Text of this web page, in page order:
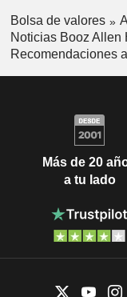
Bolsa de valores
Noticias Booz Allen
Recomendaciones
Más de 20
a tu lado